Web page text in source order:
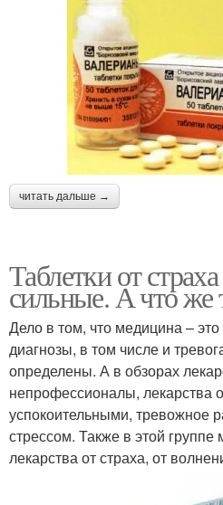
читать дальше →
Таблетки от
сильные. А что же
Дело в том, что медицина –
диагнозы, в том числе и
определены. А в обзорах
непрофессионалы, лекарства
успокоительными, тревожное
стрессом. Также в этой
лекарства от страха, от